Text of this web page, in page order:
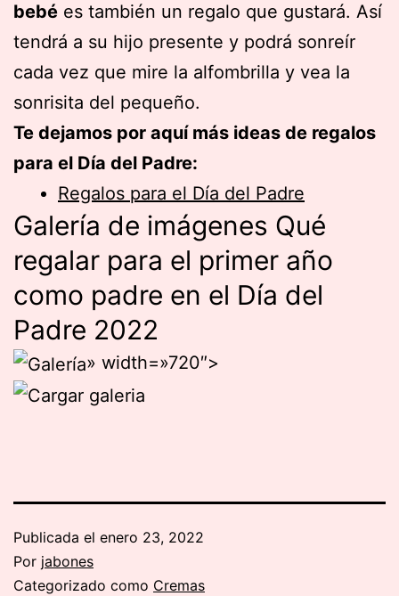
bebé es también un regalo que gustará. Así
tendrá a su hijo presente y podrá sonreír
cada vez que mire la alfombrilla y vea la
sonrisita del pequeño.
Te dejamos por aquí más ideas de regalos
para el Día del Padre:
Regalos para el Día del Padre
Galería de imágenes Qué
regalar para el primer año
como padre en el Día del
Padre 2022
» width=»720″>
Publicada el enero 23, 2022
Por jabones
Categorizado como Cremas